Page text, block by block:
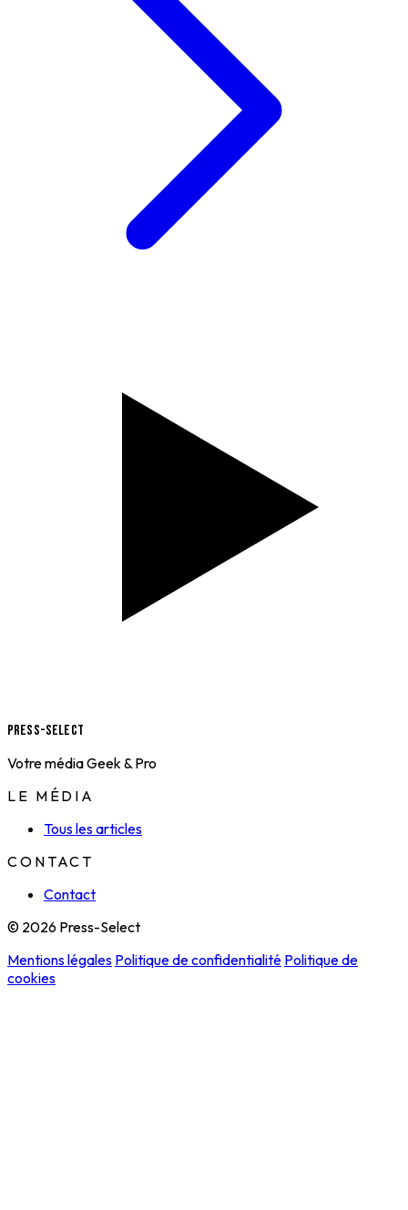
Press-Select
Votre média Geek & Pro
LE MÉDIA
Tous les articles
CONTACT
Contact
© 2026 Press-Select
Mentions légales Politique de confidentialité Politique de
cookies